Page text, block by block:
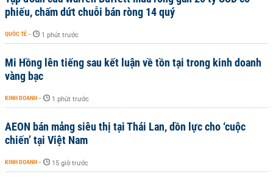
phiếu, chấm dứt chuỗi bán ròng 14 quý
QUỐC TẾ - 1 phút trước
Mi Hồng lên tiếng sau kết luận về tồn tại trong kinh doanh
vàng bạc
KINH DOANH - 1 phút trước
AEON bán mảng siêu thị tại Thái Lan, dồn lực cho ‘cuộc
chiến’ tại Việt Nam
KINH DOANH - 15 giờ trước